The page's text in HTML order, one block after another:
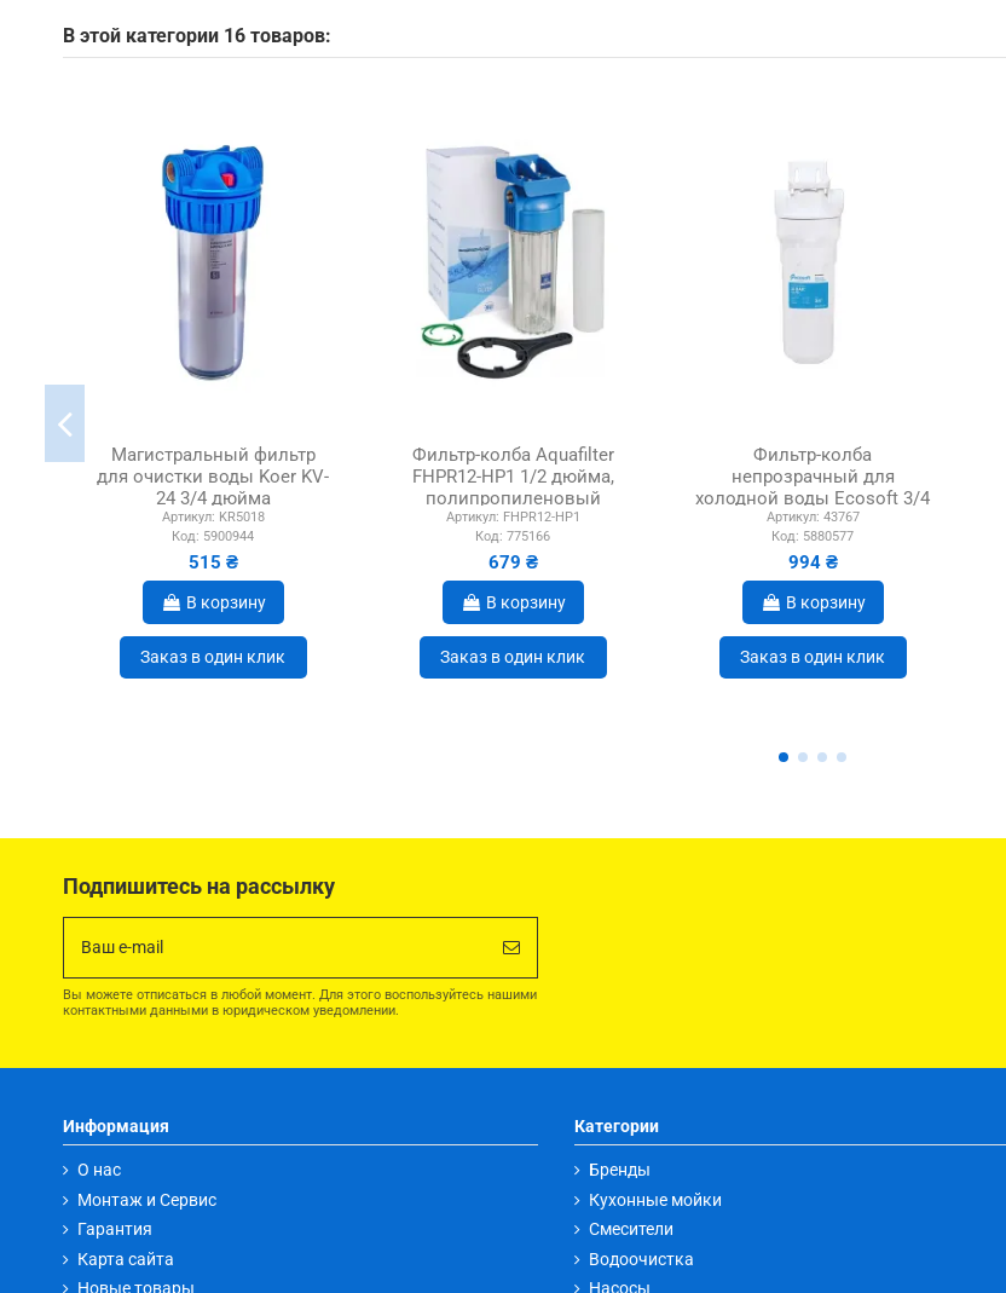
В этой категории 16 товаров:
Магистральный фильтр
для очистки воды Koer KV-
24 3/4 дюйма
Артикул: KR5018
Код: 5900944
515 ₴
В корзину
Заказ в один клик
Фильтр-колба Aquafilter
FHPR12-HP1 1/2 дюйма,
полипропиленовый
картридж
Артикул: FHPR12-HP1
Код: 775166
679 ₴
В корзину
Заказ в один клик
Фильтр-колба
непрозрачный для
холодной воды Ecosoft 3/4
FPV34PECO
Артикул: 43767
Код: 5880577
994 ₴
В корзину
Заказ в один клик
Подпишитесь на рассылку
Вы можете отписаться в любой момент. Для этого воспользуйтесь нашими
контактными данными в юридическом уведомлении.
Информация
О нас
Монтаж и Сервис
Гарантия
Карта сайта
Новые товары
Категории
Бренды
Кухонные мойки
Смесители
Водоочистка
Насосы